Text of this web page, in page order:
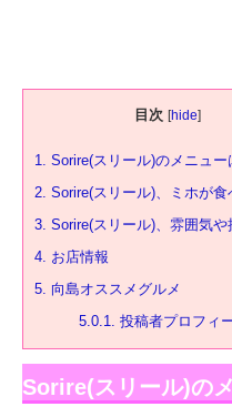
目次 [hide]
1. Sorire(スリール)のメニュー
2. Sorire(スリール)、ミホが食
3. Sorire(スリール)、雰囲気や
4. お店情報
5. 向島オススメグルメ
5.0.1. 投稿者プロフィ
Sorire(スリール)の